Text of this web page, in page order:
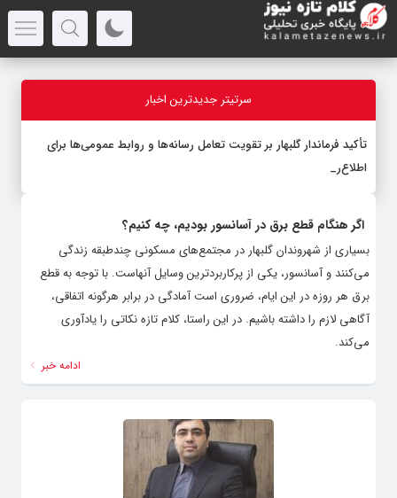
سرتیتر جدیدترین اخبار
تأکید فرماندار گلبهار بر تقویت تعامل رسانه‌ها و روابط عمومی‌ها برای
اطلاع‌رسانی ش
اگر هنگام قطع برق در آسانسور بودیم، چه کنیم؟
بسیاری از شهروندان گلبهار در مجتمع‌های مسکونی چندطبقه زندگی
می‌کنند و آسانسور، یکی از پرکاربردترین وسایل آنهاست. با توجه به قطع
برق هر روزه در این ایام، ضروری است آمادگی در برابر هرگونه اتفاقی،
آگاهی لازم را داشته باشیم. در این راستا، کلام تازه نکاتی را یادآوری
می‌کند.
ادامه خبر